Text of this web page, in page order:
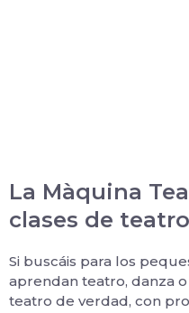
La Màquina
clases de
Si buscáis para los peques una escuela donde
aprendan teatro, danza
teatro de verdad, con